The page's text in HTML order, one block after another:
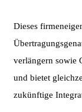
Dieses
verlängern sowie
und bietet
zukünftige